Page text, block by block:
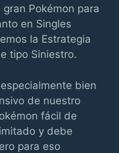
Pokémon para
en Singles
la Estrategia
tipo Siniestro.
bien
de nuestro
fácil de
y debe
para eso